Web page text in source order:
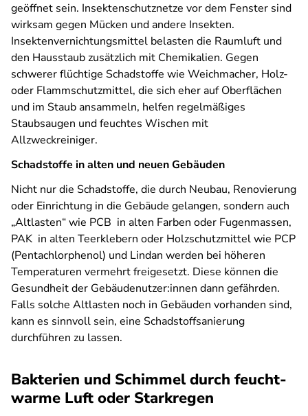
geöffnet sein. Insektenschutznetze vor dem Fenster sind
wirksam gegen Mücken und andere Insekten.
Insektenvernichtungsmittel belasten die Raumluft und
den Hausstaub zusätzlich mit Chemikalien. Gegen
schwerer flüchtige Schadstoffe wie Weichmacher, Holz-
oder Flammschutzmittel, die sich eher auf Oberflächen
und im Staub ansammeln, helfen regelmäßiges
Staubsaugen und feuchtes Wischen mit
Allzweckreiniger.
Schadstoffe in alten und neuen Gebäuden
Nicht nur die Schadstoffe, die durch Neubau, Renovierung
oder Einrichtung in die Gebäude gelangen, sondern auch
„Altlasten“ wie PCB in alten Farben oder Fugenmassen,
PAK in alten Teerklebern oder Holzschutzmittel wie PCP
(Pentachlorphenol) und Lindan werden bei höheren
Temperaturen vermehrt freigesetzt. Diese können die
Gesundheit der Gebäudenutzer:innen dann gefährden.
Falls solche Altlasten noch in Gebäuden vorhanden sind,
kann es sinnvoll sein, eine Schadstoffsanierung
durchführen zu lassen.
Bakterien und Schimmel durch feucht-
warme Luft oder Starkregen